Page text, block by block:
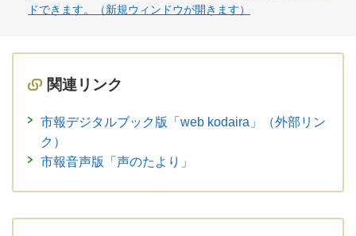
ドできます。（新規ウィンドウが開きます）
関連リンク
市報デジタルブック版「web kodaira」（外部リン
ク）
市報音声版「声のたより」